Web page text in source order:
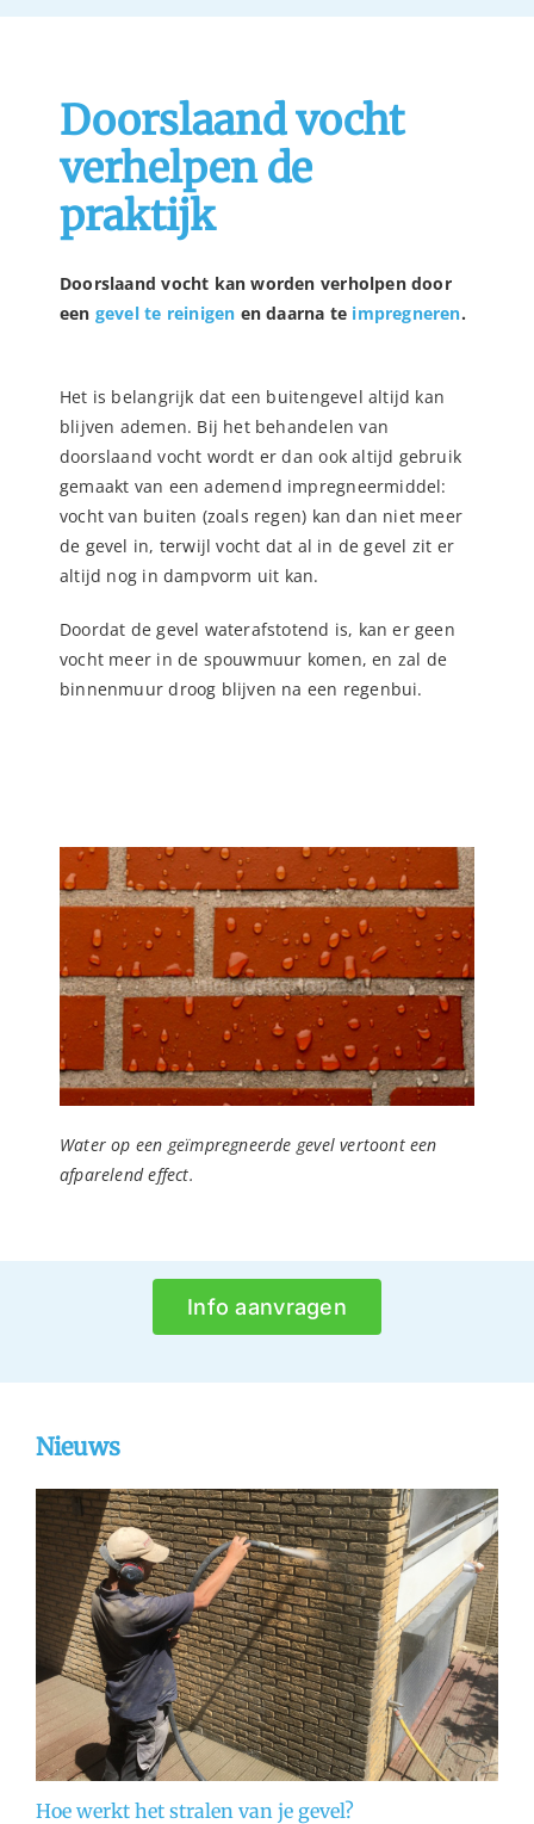
Doorslaand vocht
verhelpen de
praktijk
Doorslaand vocht kan worden verholpen door
een gevel te reinigen en daarna te impregneren.
Het is belangrijk dat een buitengevel altijd kan
blijven ademen. Bij het behandelen van
doorslaand vocht wordt er dan ook altijd gebruik
gemaakt van een ademend impregneermiddel:
vocht van buiten (zoals regen) kan dan niet meer
de gevel in, terwijl vocht dat al in de gevel zit er
altijd nog in dampvorm uit kan.
Doordat de gevel waterafstotend is, kan er geen
vocht meer in de spouwmuur komen, en zal de
binnenmuur droog blijven na een regenbui.
Water op een geïmpregneerde gevel vertoont een
afparelend effect.
Info aanvragen
Nieuws
Hoe werkt het stralen van je gevel?